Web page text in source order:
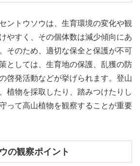
ントウソウは、生育環境の変化や観
やすく、その個体数は減少傾向にあ
そのため、適切な保全と保護が不可
としては、生育地の保護、乱獲の防
啓発活動などが挙げられます。登山
植物を採取したり、踏みつけたりし
って高山植物を観察することが重要
の観察ポイント